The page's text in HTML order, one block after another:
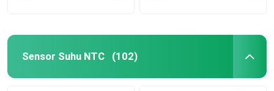
Sensor Suhu NTC (102)